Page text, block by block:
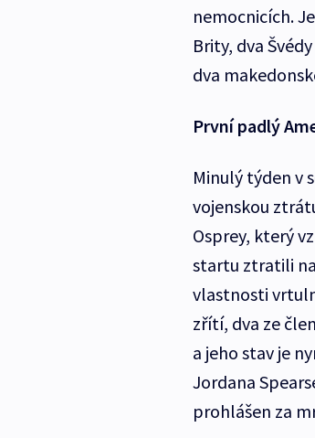
nemocnicích.
Brity, dva
dva
První padlý
Minulý týden v
vojenskou
Osprey, který
startu ztratili
vlastnosti
zřítí, dva ze
a jeho stav je
Jordana
prohlášen za